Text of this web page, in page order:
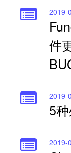
2019-
件
2019-
5
2019-